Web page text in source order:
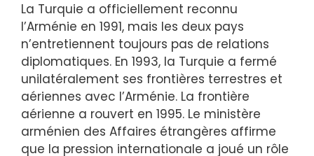
La Turquie a officiellement reconnu
l’Arménie en 1991, mais les deux pays
n’entretiennent toujours pas de relations
diplomatiques. En 1993, la Turquie a fermé
unilatéralement ses frontières terrestres et
aériennes avec l’Arménie. La frontière
aérienne a rouvert en 1995. Le ministère
arménien des Affaires étrangères affirme
que la pression internationale a joué un rôle